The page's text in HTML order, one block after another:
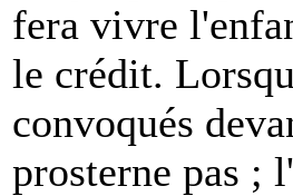
fera vivre
le crédit.
convoqués
prosterne pas ;